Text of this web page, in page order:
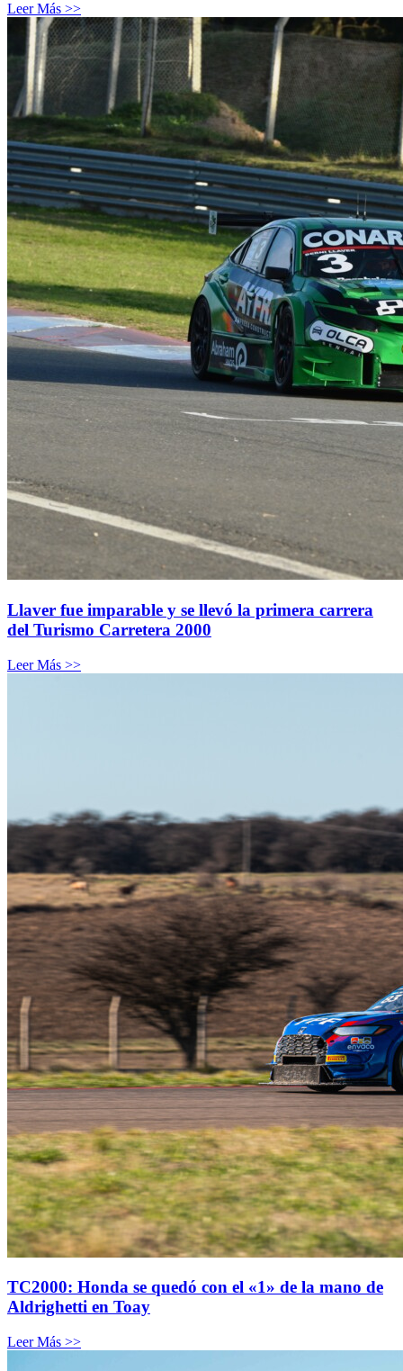
Leer Más >>
Llaver fue imparable y se llevó la primera carrera
del Turismo Carretera 2000
Leer Más >>
TC2000: Honda se quedó con el «1» de la mano de
Aldrighetti en Toay
Leer Más >>